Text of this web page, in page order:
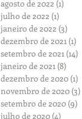
agosto de 2022 (1)
julho de 2022 (1)
janeiro de 2022 (3)
dezembro de 2021 (1)
setembro de 2021 (14)
janeiro de 2021 (8)
dezembro de 2020 (1)
novembro de 2020 (3)
setembro de 2020 (9)
julho de 2020 (4)